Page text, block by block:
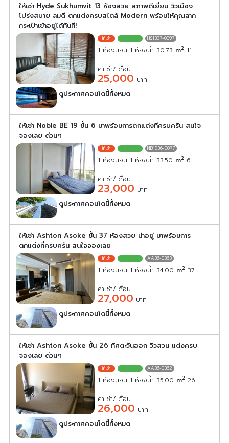
ให้เช่า Hyde Sukhumvit 13 ห้องสวย สภาพดีเยี่ยม วิวเมือง
โปร่งสบาย ลมดี ตกแต่งครบสไตล์ Modern พร้อมให้คุณลาก
กระเป๋าเข้าอยู่ได้ทันที!
HS1337-0097
1 ห้องนอน 1 ห้องน้ำ 30.73 m2 11
ค่าเช่า/เดือน
25,000 บาท
ดูประกาศคอนโดนี้ทั้งหมด
เลือกดูประกาศคอนโดนี้
ให้เช่า Noble BE 19 ชั้น 6 มาพร้อมการตกแต่งที่ครบครัน สนใจ
จองเลย ด่วนๆ
NB1936-0077
1 ห้องนอน 1 ห้องน้ำ 33.50 m2 6
ค่าเช่า/เดือน
23,000 บาท
ดูประกาศคอนโดนี้ทั้งหมด
เลือกดูประกาศคอนโดนี้
ให้เช่า Ashton Asoke ชั้น 37 ห้องสวย น่าอยู่ มาพร้อมการ
ตกแต่งที่ครบครัน สนใจจองเลย
AA36-0363
1 ห้องนอน 1 ห้องน้ำ 34.00 m2 37
ค่าเช่า/เดือน
27,000 บาท
ดูประกาศคอนโดนี้ทั้งหมด
เลือกดูประกาศคอนโดนี้
ให้เช่า Ashton Asoke ชั้น 26 ทิศตะวันออก วิวสวน แต่งครบ
จองเลย ด่วนๆ
AA36-0362
1 ห้องนอน 1 ห้องน้ำ 35.00 m2 26
ค่าเช่า/เดือน
26,000 บาท
ดูประกาศคอนโดนี้ทั้งหมด
เลือกดูประกาศคอนโดนี้